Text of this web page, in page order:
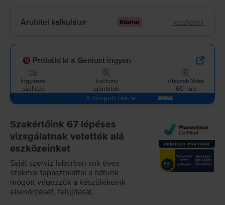
Áruhitel kalkulátor részletek
Próbáld ki a Geniust ingyen
Ingyenes
szállítás
Exkluzív
ajánlatok
Visszaküldés
60 nap
A csoport része
Szakértőink 67 lépéses
vizsgálatnak vetették alá
eszközeinket
Saját szerviz laborban sok éves
szakmai tapasztalattal a hátunk
mögött végezzük a készülékeink
ellenőrzését, felújítását.